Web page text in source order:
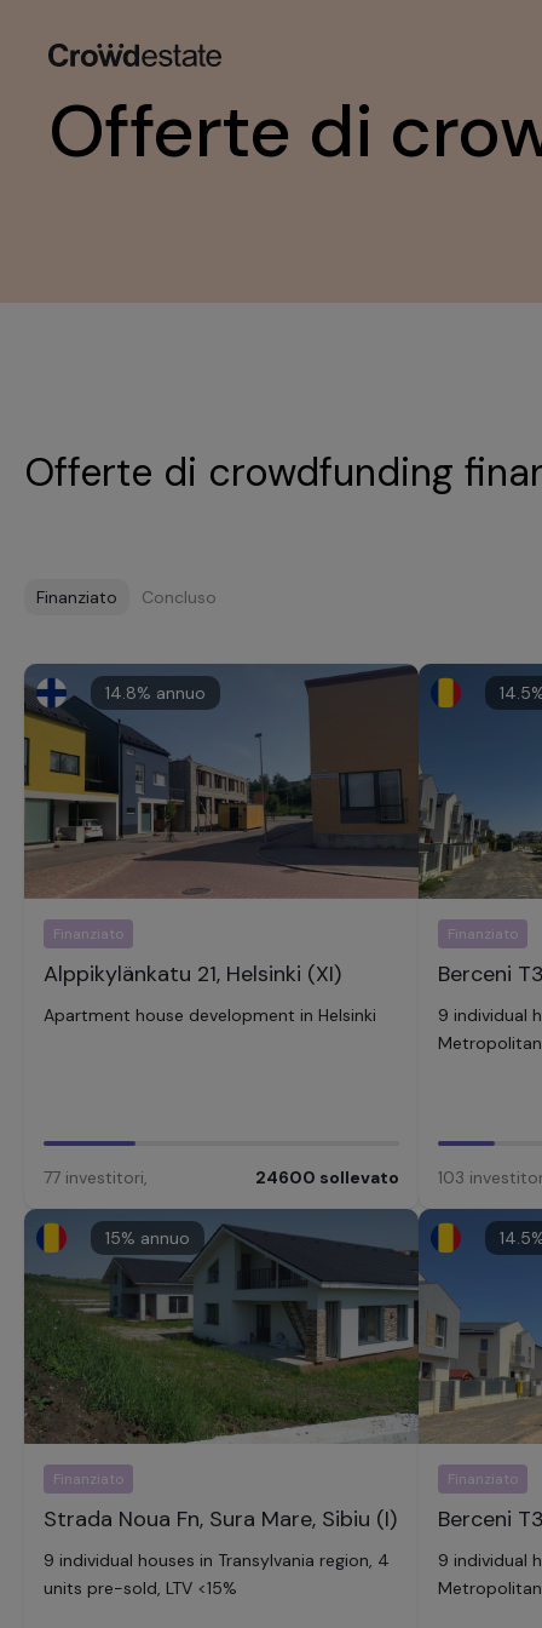
Offerte di
Offerte di crowdfunding
Finanziato Concluso
14.8% annuo
Finanziato
Alppikylänkatu 21, Helsinki (XI)
Apartment house development in Helsinki
77 investitori, 24600 sollevato
14.5
Finanziato
Berceni
9 individual
Metropolitan
103
15% annuo
Finanziato
Strada Noua Fn, Sura Mare, Sibiu (I)
9 individual houses in Transylvania region, 4
units pre-sold, LTV <15%
14.5
Finanziato
Berceni
9 individual
Metropolitan